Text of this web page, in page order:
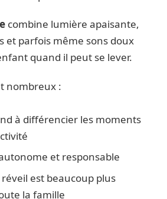
combine lumière apaisante,
et parfois même sons doux
quand il peut se lever.
nombreux :
à différencier les moments
et responsable
réveil est beaucoup plus
la famille